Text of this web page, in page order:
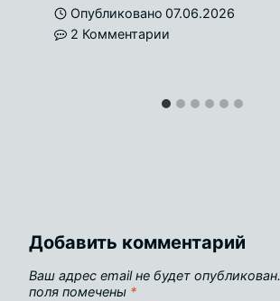
Опубликовано 07.06.2026
2 Комментарии
Добавить комментарий
Ваш адрес email не будет опубликован.
поля помечены *